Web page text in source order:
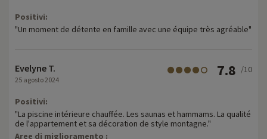
Positivi:
"Un moment de détente en famille avec une équipe très agréable"
Evelyne T.
25 agosto 2024
7.8 /10
Positivi:
"La piscine intérieure chauffée. Les saunas et hammams. La qualité
de l'appartement et sa décoration de style montagne."
Aree di miglioramento :